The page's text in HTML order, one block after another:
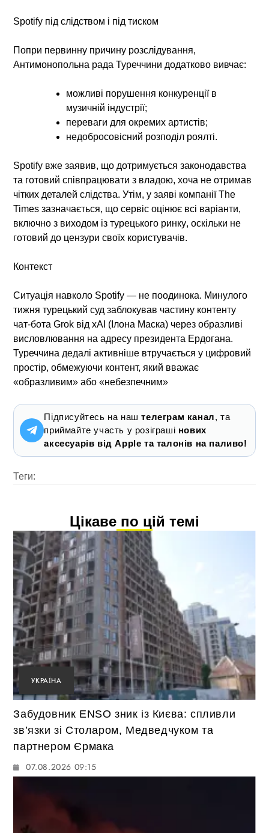
Spotify під слідством і під тиском
Попри первинну причину розслідування,
Антимонопольна рада Туреччини додатково вивчає:
можливі порушення конкуренціїв
музичній індустрії;
переваги для окремих артистів;
недобросовісний розподіл роялті.
Spotify вже заявив, що дотримується законодавства
та готовий співпрацювати з владою, хоча не отримав
чітких деталей слідства. Утім, у заяві компанії The
Times зазначається, щосервіс оцінює всі варіанти,
включно з виходом із турецького ринку, оскільки не
готовий до цензури своїх користувачів.
Контекст
Ситуація навколо Spotify — не поодинока. Минулого
тижня турецький суд заблокував частину контенту
чат-ботаGrok відxAI (Ілона Маска) через образливі
висловлювання на адресу президента Ердогана.
Туреччина дедалі активніше втручається у цифровий
простір, обмежуючи контент, який вважає
«образливим» або «небезпечним»
Підписуйтесь на наштелеграм канал, та
приймайте участь у розіграші нових
аксесуарів від Apple та талонів на паливо!
Теги:
Цікаве по цій темі
УКРАЇНА
Забудовник ENSO зник із Києва: спливли
зв’язки зі Столаром, Медведчуком та
партнером Єрмака
07.08.2026 09:15